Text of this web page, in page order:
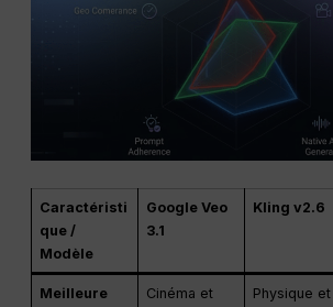
Caractéristi
que /
Modèle
Google Veo
3.1
Kling v2.6
Meilleure
Cinéma et
Physique et